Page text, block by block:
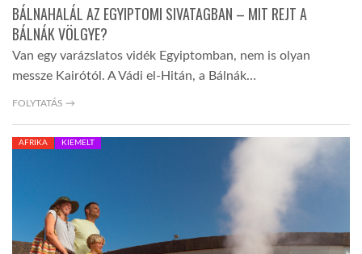
BÁLNAHALÁL AZ EGYIPTOMI SIVATAGBAN – MIT REJT A
BÁLNÁK VÖLGYE?
Van egy varázslatos vidék Egyiptomban, nem is olyan
messze Kairótól. A Vádi el-Hitán, a Bálnák…
FOLYTATÁS →
AFRIKA KIEMELT